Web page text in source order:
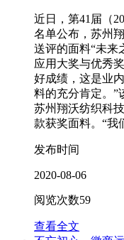
近日，第41届（
名单公布，苏州
送评的面料“未来
应用大奖与优秀
好成绩，这是业
料的充分肯定。
苏州翔沃纺织科
款获奖面料。“我
发布时间
2020-08-06
阅览次数59
查看全文